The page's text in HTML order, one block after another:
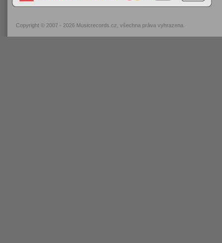
Copyright © 2007 - 2026 Musicrecords.cz , všechna práva vyhrazena.